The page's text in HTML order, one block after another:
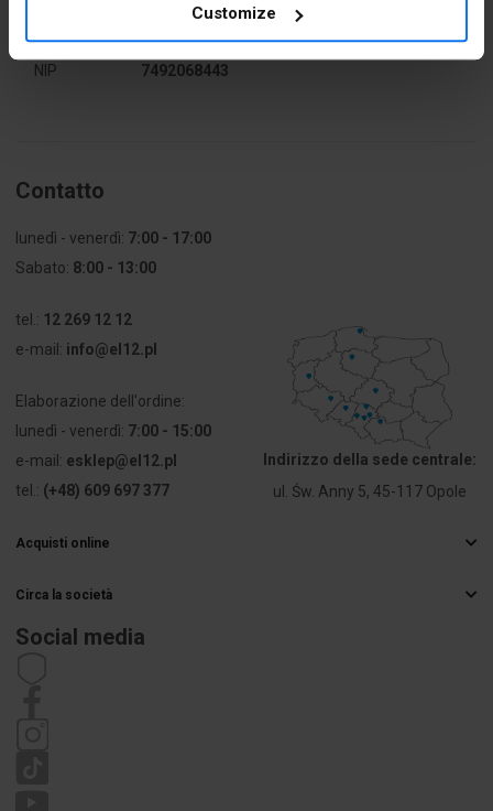
Customize
NIP 7492068443
Contatto
lunedì - venerdì: 7:00 - 17:00
Sabato: 8:00 - 13:00
tel.: 12 269 12 12
e-mail: info@el12.pl
Elaborazione dell'ordine:
lunedì - venerdì: 7:00 - 15:00
e-mail: esklep@el12.pl
tel.: (+48) 609 697 377
Indirizzo della sede centrale:
ul. Św. Anny 5, 45-117 Opole
Acquisti online
Metodi di consegna
Pagamenti
Circa la società
Carriera
Social media